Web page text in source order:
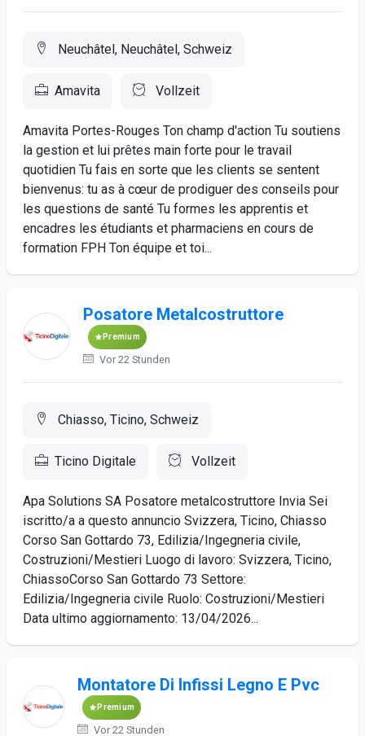
Neuchâtel, Neuchâtel, Schweiz
Amavita Vollzeit
Amavita Portes-Rouges Ton champ d'action Tu soutiens
la gestion et lui prêtes main forte pour le travail
quotidien Tu fais en sorte que les clients se sentent
bienvenus: tu as à cœur de prodiguer des conseils pour
les questions de santé Tu formes les apprentis et
encadres les étudiants et pharmaciens en cours de
formation FPH Ton équipe et toi...
Posatore Metalcostruttore
Premium
Vor 22 Stunden
Chiasso, Ticino, Schweiz
Ticino Digitale Vollzeit
Apa Solutions SA Posatore metalcostruttore Invia Sei
iscritto/a a questo annuncio Svizzera, Ticino, Chiasso
Corso San Gottardo 73, Edilizia/Ingegneria civile,
Costruzioni/Mestieri Luogo di lavoro: Svizzera, Ticino,
ChiassoCorso San Gottardo 73 Settore:
Edilizia/Ingegneria civile Ruolo: Costruzioni/Mestieri
Data ultimo aggiornamento: 13/04/2026...
Montatore Di Infissi Legno E Pvc
Premium
Vor 22 Stunden